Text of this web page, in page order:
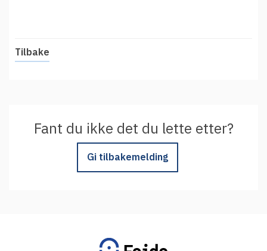
Tilbake
Fant du ikke det du lette etter?
Gi tilbakemelding